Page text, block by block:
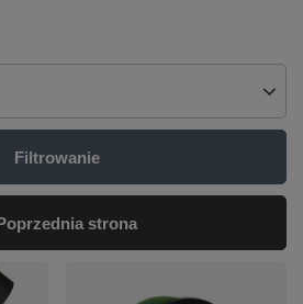
Filtrowanie
strona